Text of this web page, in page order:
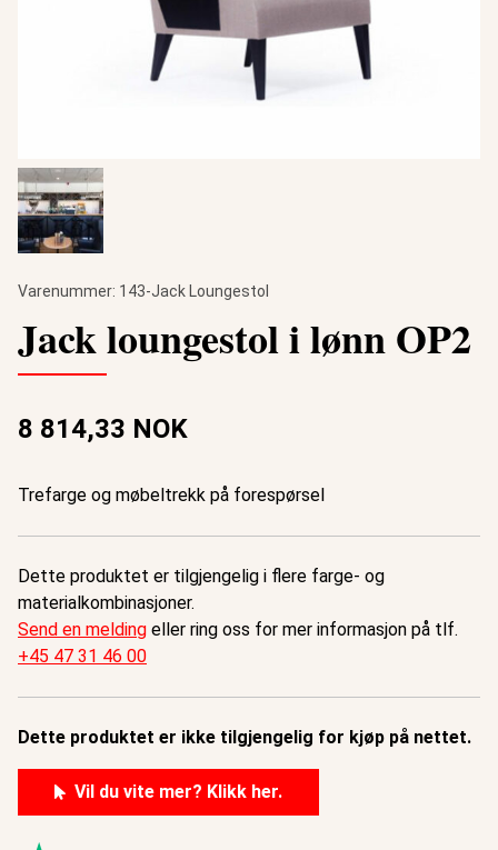
Varenummer: 143-Jack Loungestol
Jack loungestol i lønn OP2
8 814,33 NOK
Trefarge og møbeltrekk på forespørsel
Dette produktet er tilgjengelig i flere farge- og
materialkombinasjoner.
Send en melding eller ring oss for mer informasjon på tlf.
+45 47 31 46 00
Dette produktet er ikke tilgjengelig for kjøp på nettet.
Vil du vite mer? Klikk her.